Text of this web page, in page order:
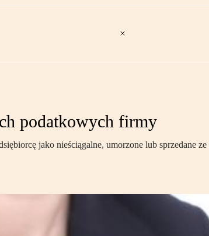
podatkowych firmy
jako nieściągalne, umorzone lub sprzedane